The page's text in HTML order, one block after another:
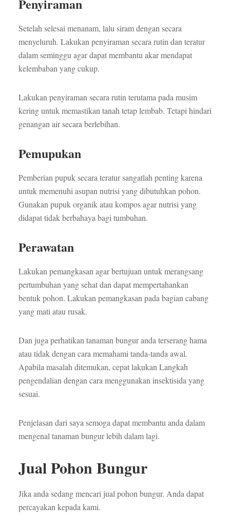
Penyiraman
Setelah selesai menanam, lalu siram dengan secara
menyeluruh. Lakukan penyiraman secara rutin dan teratur
dalam seminggu agar dapat membantu akar mendapat
kelembaban yang cukup.
Lakukan penyiraman secara rutin terutama pada musim
kering untuk memastikan tanah tetap lembab. Tetapi hindari
genangan air secara berlebihan.
Pemupukan
Pemberian pupuk secara teratur sangatlah penting karena
untuk memenuhi asupan nutrisi yang dibutuhkan pohon.
Gunakan pupuk organik atau kompos agar nutrisi yang
didapat tidak berbahaya bagi tumbuhan.
Perawatan
Lakukan pemangkasan agar bertujuan untuk merangsang
pertumbuhan yang sehat dan dapat mempertahankan
bentuk pohon. Lakukan pemangkasan pada bagian cabang
yang mati atau rusak.
Dan juga perhatikan tanaman bungur anda terserang hama
atau tidak dengan cara memahami tanda-tanda awal.
Apabila masalah ditemukan, cepat lakukan Langkah
pengendalian dengan cara menggunakan insektisida yang
sesuai.
Penjelasan dari saya semoga dapat membantu anda dalam
mengenal tanaman bungur lebih dalam lagi.
Jual Pohon Bungur
Jika anda sedang mencari jual pohon bungur. Anda dapat
percayakan kepada kami.